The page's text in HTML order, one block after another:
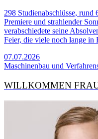
298 Studienabschlüsse, rund
Premiere und strahlender
verabschiedete seine
Feier, die viele noch lange in
07.07.2026
Maschinenbau und
WILLKOMMEN